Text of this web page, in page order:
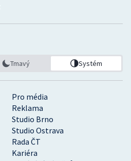
Pro média
Reklama
Studio Brno
Studio Ostrava
Rada ČT
Kariéra
Tmavý Systém